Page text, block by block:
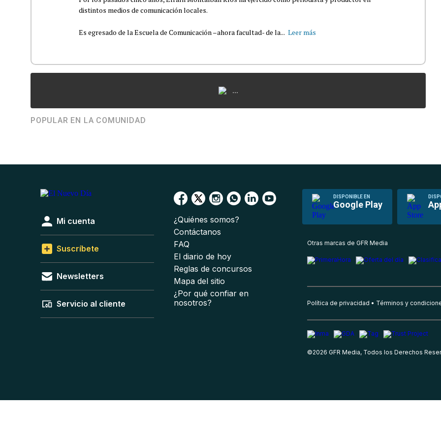
distintos medios de comunicación locales.
Es egresado de la Escuela de Comunicación –ahora facultad- de la... Leer más
...
POPULAR EN LA COMUNIDAD
DISPONIBLE EN
Google Play
Mi cuenta
Suscríbete
Newsletters
Servicio al cliente
¿Quiénes somos?
Contáctanos
FAQ
El diario de hoy
Reglas de concursos
Mapa del sitio
¿Por qué confiar en
nosotros?
Otras marcas de GFR Media
Política de privacidad Términos y
©2026 GFR Media, Todos los Derechos